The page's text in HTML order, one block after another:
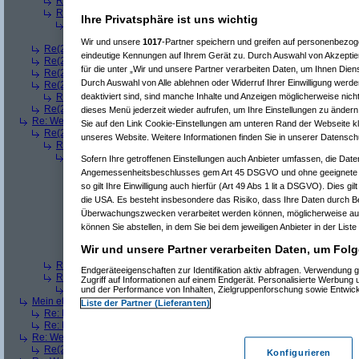
Re(3): Welches ETWAS hab ihr bekommen.. (
Re(4): Welches ETWAS hab ihr bekommen..
Re(5): Welches ETWAS hab ihr bekommen..
monster23
am
Re(2): Welches ETWAS hab ihr bekommen..
female
am 23.12.2008,
Re(2): Welches ETWAS hab ihr bekommen..( User6465am
Re(2): Welches ETWAS hab ihr bekommen..(playazam 23.12.2008,
Re(2): Welches ETWAS hab ihr bekommen..(Ardjanam 23.12.2008,
Re(3): Welches ETWAS hab ihr bekommen..(monster23am
Re(2): Welches ETWAS hab ihr bekommen..(User284am 23.12.2008,
Re: Welches ETWAS hab ihr bekommen..(Diallam 23.12.2008, 09:01:20)
Re(2): Welches ETWAS hab ihr bekommen.. (ddrobescham
Re(3): Welches ETWAS hab ihr bekommen..
Re(4): Welches ETWAS hab ihr bekommen..(Games2Gameam
Re(5): Welches ETWAS hab ihr bekommen..( ddrobescham
Re(6): Welches ETWAS hab ihr bekommen..
(q.e.d.am
Re(5): Welches ETWAS hab ihr bekommen..
am
Re(6): Welches ETWAS hab ihr bekommen.. (Games2Game
Re(7): Welches ETWAS hab ihr bekommen..(q.e.d.am
Re(8): Welches ETWAS hab ihr bekommen..(
Re(5): Welches ETWAS hab ihr bekommen.. (monster23am
Re(3): Welches ETWAS hab ihr bekommen.. (Diall am 23.12.2008,
Re(3): Welches ETWAS hab ihr bekommen..( Madleram 23.12.2008,
Re(4): Welches ETWAS hab ihr bekommen..(Games2Gameam
Mein etwas(Winnie_Pooham 23.12.2008, 09:12:01)
Re: Mein etwas
Re: Mein etwas
Re: Welches ETWAS hab ihr bekommen..
Dimmuam 23.12.2008,
Re(2): Welches ETWAS hab ihr bekommen..
Games2Gameam
Ihre Privatsphäre ist uns wichtig
Wir und unsere 1017-Partner speichern und greifen auf
eindeutige Kennungen auf Ihrem Gerät zu. Durch Auswahl von
für die unter „Wir und unsere Partner verarbeiten Daten, um Ihnen
Durch Auswahl von Alle ablehnen oder Widerruf Ihrer Einwilligung
deaktiviert sind, sind manche Inhalte und Anzeigen möglicherweise
dieses Menü jederzeit wieder aufrufen, um Ihre Einstellungen zu
Sie auf den Link Cookie-Einstellungen am unteren Rand der Webseite
unseres Website. Weitere Informationen finden Sie in unserer
Sofern Ihre getroffenen Einstellungen auch Anbieter umfassen, die
Angemessenheitsbeschlusses gem Art 45 DSGVO und ohne
so gilt Ihre Einwilligung auch hierfür (Art 49 Abs 1 lit a DSGVO). Dies
die USA. Es besteht insbesondere das Risiko, dass Ihre Daten durch
Überwachungszwecken verarbeitet werden können, möglicherweise
können Sie abstellen, in dem Sie bei dem jeweiligen Anbieter in der
Wir und unsere Partner verarbeiten Daten, um
Endgeräteeigenschaften zur Identifikation aktiv abfragen. Verwendung
Zugriff auf Informationen auf einem Endgerät. Personalisierte Werbung
und der Performance von Inhalten, Zielgruppenforschung sowie
Liste der Partner (Lieferanten)
Konfigurieren